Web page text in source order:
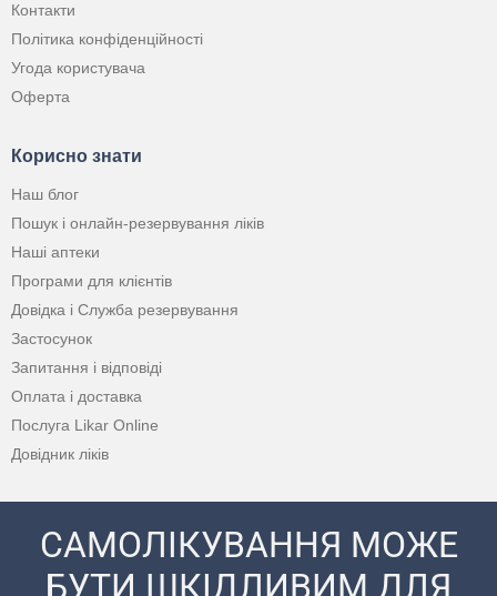
Контакти
Політика конфіденційності
Угода користувача
Оферта
Корисно знати
Наш блог
Пошук і онлайн-резервування ліків
Наші аптеки
Програми для клієнтів
Довідка і Служба резервування
Застосунок
Запитання і відповіді
Оплата і доставка
Послуга Likar Online
Довідник ліків
САМОЛІКУВАННЯ МОЖЕ